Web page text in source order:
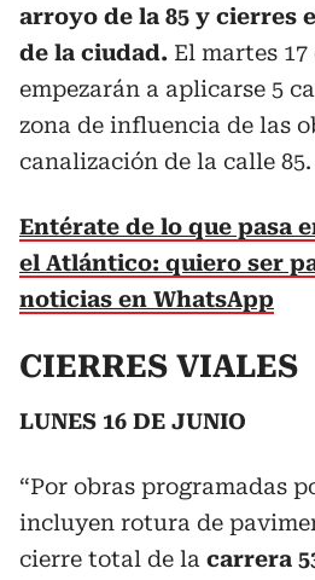
arroyo de la 85 y cierres
de la ciudad. El martes
empezarán a aplicarse 5
zona de influencia de las
canalización de la calle 85.
Entérate de lo que pasa
el Atlántico: quiero ser
noticias en WhatsApp
CIERRES VIALES
LUNES 16 DE JUNIO
“Por obras programadas
incluyen rotura de
cierre total de la carrera